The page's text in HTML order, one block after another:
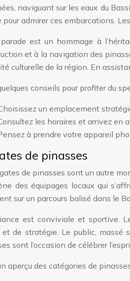
naviguant sur les eaux du
pour admirer ces embarcations.
est un hommage à
et à la navigation des
culturelle de la région. En
conseils pour profiter du
un emplacement
les horaires et arrivez en
à prendre votre appareil
de pinasses
de pinasses sont un autre
des équipages locaux qui
sur un parcours balisé dans le
est conviviale et sportive.
de stratégie. Le public, massé
sont l’occasion de célébrer
aperçu des catégories de